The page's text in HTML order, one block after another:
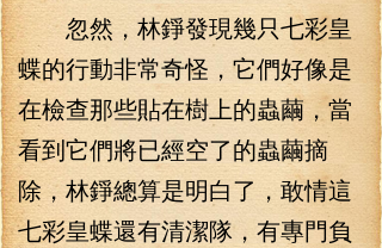
忽然，林錚發現幾只七彩皇
蝶的行動非常奇怪，它們好像是
在檢查那些貼在樹上的蟲繭，當
看到它們將已經空了的蟲繭摘
除，林錚總算是明白了，敢情這
七彩皇蝶還有清潔隊，有專門負